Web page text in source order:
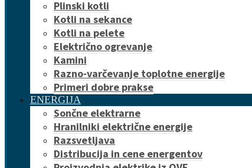
Plinski kotli
Kotli na sekance
Kotli na pelete
Električno ogrevanje
Kamini
Razno-varčevanje toplotne energije
Primeri dobre prakse
ENERGIJA
Sončne elektrarne
Hranilniki električne energije
Razsvetljava
Distribucija in cene energentov